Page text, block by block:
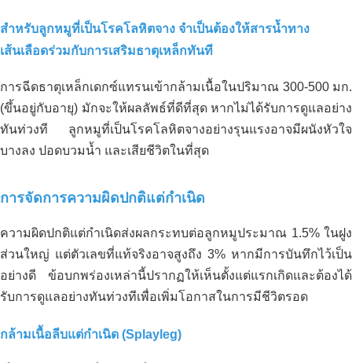
สำหรับลูกหมูที่เป็นโรคโลหิตจาง จำเป็นต้องให้สารน้ำทาง
เส้นเลือดร่วมกับการเสริมธาตุเหล็กทันที
การฉีดธาตุเหล็กเดกซ์แทรนเข้ากล้ามเนื้อในปริมาณ 300-500 มก.
(ขึ้นอยู่กับอายุ) มักจะให้ผลลัพธ์ที่ดีที่สุด หากไม่ได้รับการดูแลอย่าง
ทันท่วงที ลูกหมูที่เป็นโรคโลหิตจางอย่างรุนแรงอาจมีผนังหัวใจ
บางลง ปอดบวมน้ำ และเสียชีวิตในที่สุด
การจัดการความผิดปกติแต่กำเนิด
ความผิดปกติแต่กำเนิดส่งผลกระทบต่อลูกหมูประมาณ 1.5% ในฝูง
ส่วนใหญ่ แต่ตัวเลขที่แท้จริงอาจสูงถึง 3% หากมีการบันทึกไว้เป็น
อย่างดี ข้อบกพร่องเหล่านี้ปรากฏให้เห็นตั้งแต่แรกเกิดและต้องได้
รับการดูแลอย่างทันท่วงทีเพื่อเพิ่มโอกาสในการมีชีวิตรอด
กล้ามเนื้อลีบแต่กำเนิด (Splayleg)